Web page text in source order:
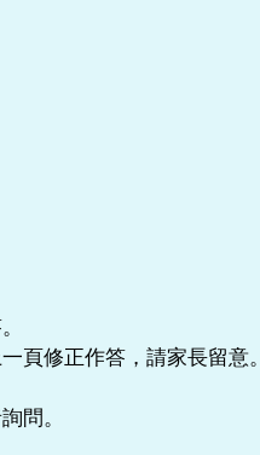
頁修正作答，請家長留意。
問。